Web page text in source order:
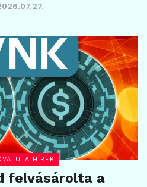
HÍREK
felvásárolta a